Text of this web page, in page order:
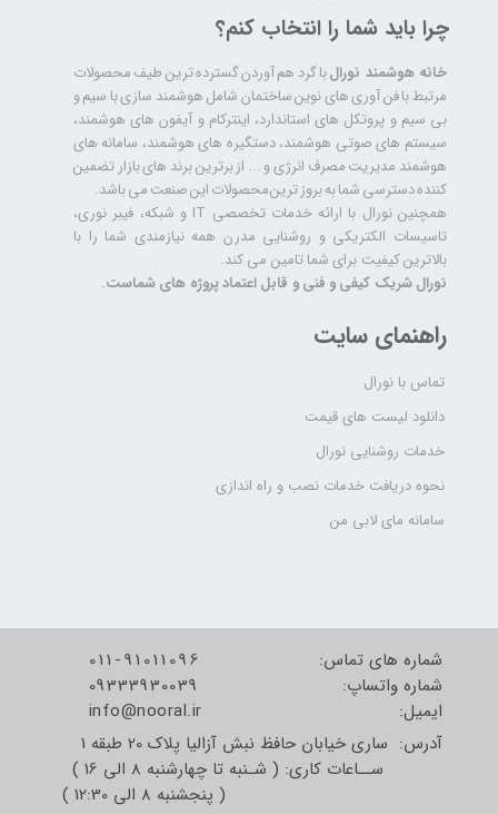
راهنمای سایت
تماس با نورال
دانلود لیست های قیمت
خدمات روشنایی نورال
نحوه دریافت خدمات نصب و راه اندازی
سامانه مای لابی من
چرا باید شما را انتخاب کنم؟
خانه هوشمند نورالبا گرد هم آوردن گسترده ترین طیف محصولات
مرتبط با فن آوری های نوین ساختمان شامل هوشمند سازی با سیم و
بی سیم و پروتکل های استاندارد، اینترکام و آیفون های هوشمند،
سیستم های صوتی هوشمند، دستگیره های هوشمند، سامانه های
هوشمند مدیریت مصرف انرژی و ... از برترین برند های بازار تضمین
کننده دسترسی شما به بروز ترین محصولات این صنعت می باشد.
همچنین نورال با ارائه خدمات تخصصی IT و شبکه، فیبر نوری،
تاسیسات الکتریکی و روشنایی مدرن همه نیازمندی شما را با
بالاترین کیفیت برای شما تامین می کند.
نورال شریک کیفی و فنی و قابل اعتماد پروژه های شماست.
شماره های تماس:
شماره واتساپ:
​​​​​​​ایمیل:
011-91011096
09333930039
info@nooral.ir
آدرس: ساری خیابان حافظ نبش آزالیا پلاک 20 طبقه 1
ســاعات کاری: ( شـنبه تا چهارشنبه 8 الی 16 )
( پنجشنبه 8 الی 12:30 )